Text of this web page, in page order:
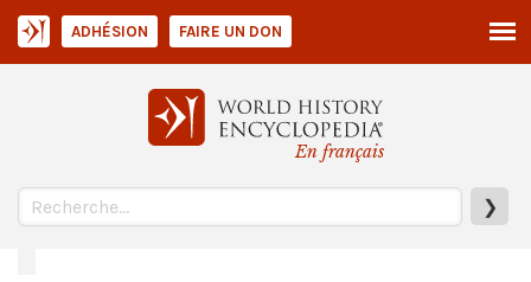
En français
❯
ADHÉSION FAIRE UN DON